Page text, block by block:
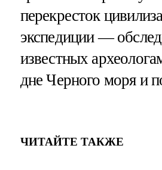
перекресток
экспедиции —
известных
дне Черного моря и
ЧИТАЙТЕ ТАКЖЕ